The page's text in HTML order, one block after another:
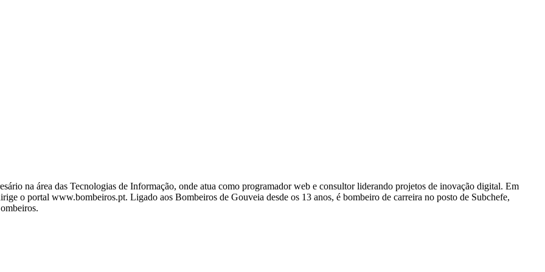
na área das Tecnologias de Informação, onde atua como programador web e consultor liderando projetos de inovação digital. Em
o portal www.bombeiros.pt. Ligado aos Bombeiros de Gouveia desde os 13 anos, é bombeiro de carreira no posto de Subchefe,